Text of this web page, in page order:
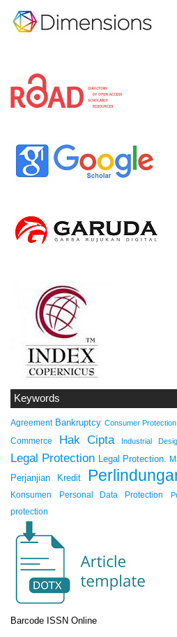
Barcode ISSN Online
Keywords
Agreement Bankruptcy Consumer Protection
Commerce
Hak Cipta Industrial
Legal Protection Legal Protection.
Perjanjian Kredit
Konsumen
Personal Data Protection
protection